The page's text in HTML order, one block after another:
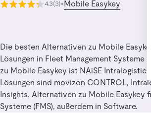
4.3(3)•Mobile Easykey
Die besten Alternativen zu Mobile
Lösungen in Fleet Management Systeme
zu Mobile Easykey ist NAiSE
Lösungen sind movizon CONTROL,
Insights. Alternativen zu Mobile Easykey
Systeme (FMS), außerdem in Software.